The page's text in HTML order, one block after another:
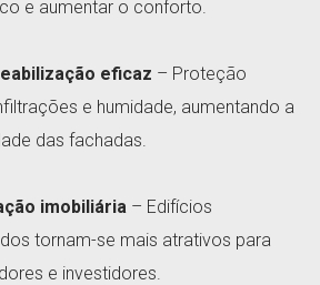
e aumentar o conforto.
eficaz – Proteção
e humidade, aumentando a
das fachadas.
imobiliária – Edifícios
tornam-se mais atrativos para
e investidores.